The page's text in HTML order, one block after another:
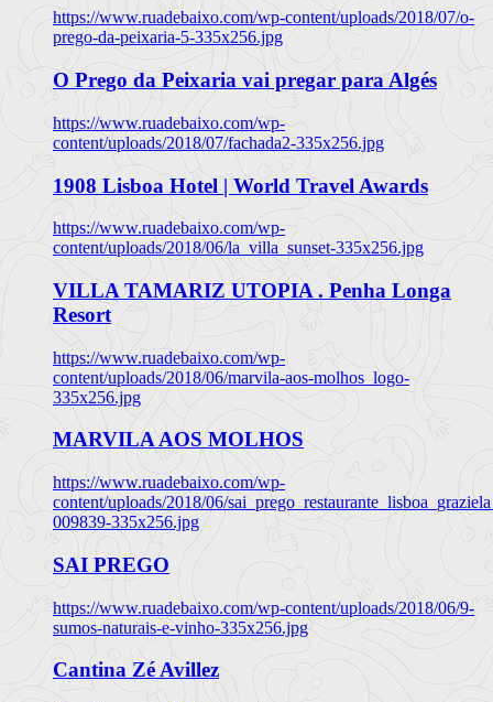
https://www.ruadebaixo.com/wp-content/uploads/2018/07/o-
prego-da-peixaria-5-335x256.jpg
O Prego da Peixaria vai pregar para Algés
https://www.ruadebaixo.com/wp-
content/uploads/2018/07/fachada2-335x256.jpg
1908 Lisboa Hotel | World Travel Awards
https://www.ruadebaixo.com/wp-
content/uploads/2018/06/la_villa_sunset-335x256.jpg
VILLA TAMARIZ UTOPIA . Penha Longa
Resort
https://www.ruadebaixo.com/wp-
content/uploads/2018/06/marvila-aos-molhos_logo-
335x256.jpg
MARVILA AOS MOLHOS
https://www.ruadebaixo.com/wp-
content/uploads/2018/06/
009839-335x256.jpg
SAI PREGO
https://www.ruadebaixo.com/wp-content/uploads/2018/06/9-
sumos-naturais-e-vinho-335x256.jpg
Cantina Zé Avillez